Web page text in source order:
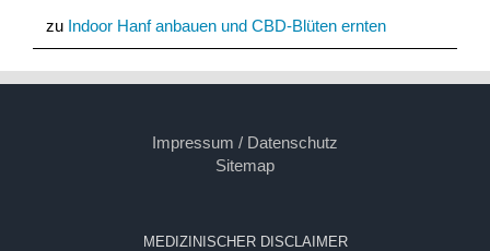
zu Indoor Hanf anbauen und CBD-Blüten ernten
Impressum / Datenschutz
Sitemap
MEDIZINISCHER DISCLAIMER